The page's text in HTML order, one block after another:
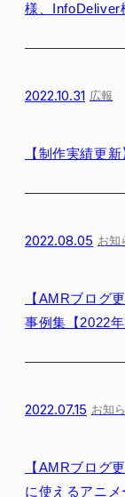
様、InfoDeliver
2022.10.31 広報
【制作実績更
2022.08.05 お知
【AMRブログ
事例集【2022年
2022.07.15 お知
【AMRブログ
に使えるアニ